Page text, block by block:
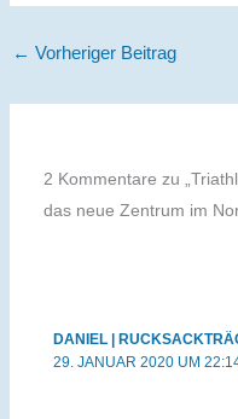
← Vorheriger Beitrag
2 Kommentare zu
das neue Zentrum im
DANIEL |
29. JANUAR 2020 UM